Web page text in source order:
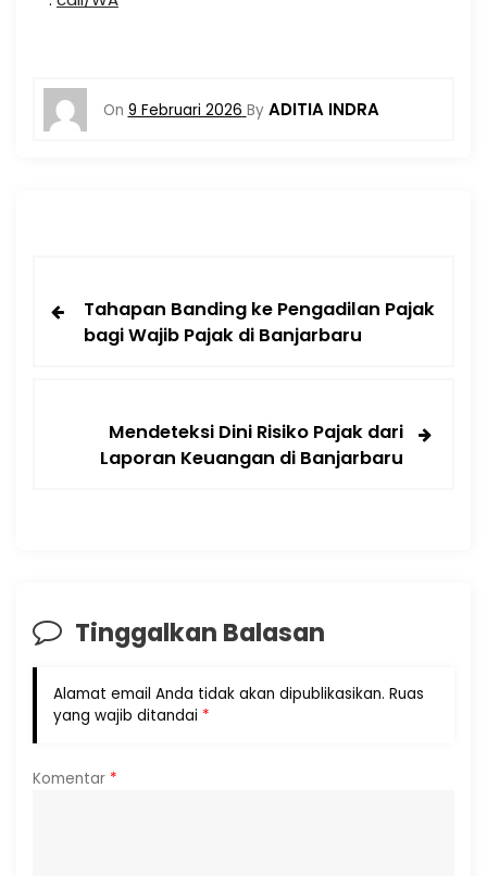
On 9 Februari 2026 By ADITIA INDRA
Tahapan Banding ke Pengadilan Pajak
bagi Wajib Pajak di Banjarbaru
Mendeteksi Dini Risiko Pajak dari
Laporan Keuangan di Banjarbaru
Tinggalkan Balasan
Alamat email Anda tidak akan dipublikasikan. Ruas
yang wajib ditandai *
Komentar *